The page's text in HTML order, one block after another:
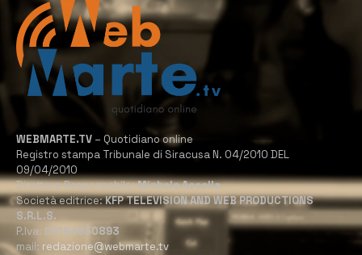
WEBMARTE.TV – Quotidiano online
Registro stampa Tribunale di Siracusa N. 04/2010 DEL
09/04/2010
Direttore Responsabile:Michele Accolla
Società editrice:KFP TELEVISION AND WEB PRODUCTIONS
S.R.L.S.
P.Iva: 02184950893
mail: redazione@webmarte.tv